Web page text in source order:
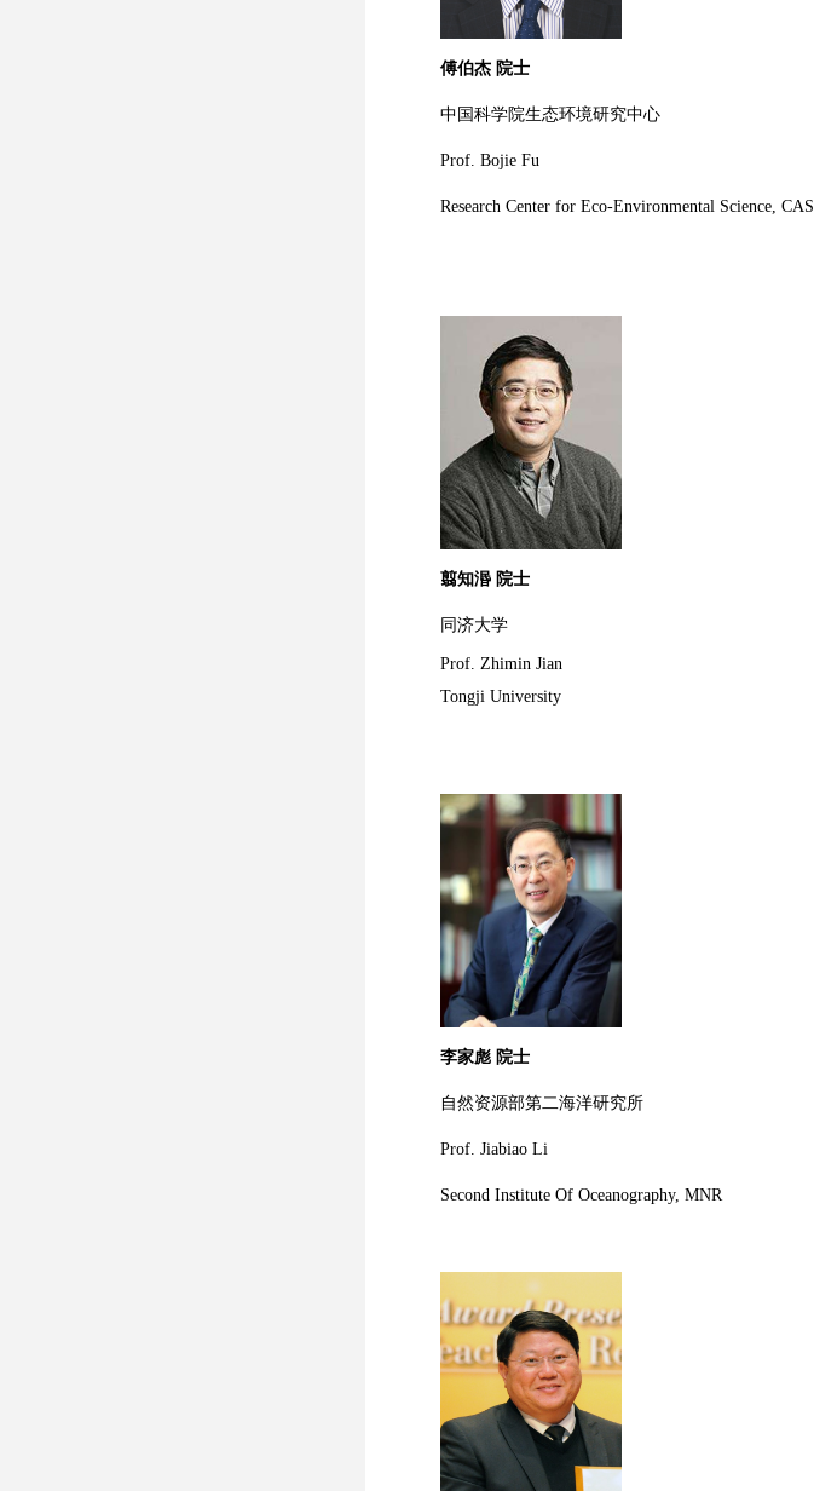
傅伯杰 院士
中国科学院生态环境研究中心
Prof. Bojie Fu
Research Center for Eco-Environmental Science, CAS
翦知湣 院士
同济大学
Prof. Zhimin Jian
Tongji University
李家彪 院士
自然资源部第二海洋研究所
Prof. Jiabiao Li
Second Institute Of Oceanography, MNR